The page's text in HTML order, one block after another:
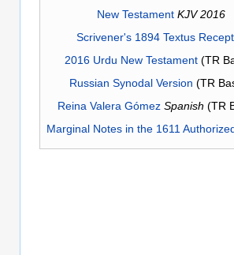
New Testament KJV 2016
Scrivener's 1894 Textus
2016 Urdu New Testament(TR
Russian Synodal Version (TR
Reina Valera Gómez Spanish (TR
Marginal Notes in the 1611